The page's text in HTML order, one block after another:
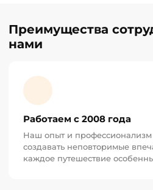
Преимущества
нами
Работаем с 2008 года
Наш опыт и
создавать неповторимые
каждое путешествие